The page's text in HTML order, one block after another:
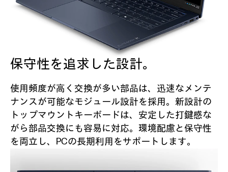
保守性を追求した設計。
使用頻度が高く交換が多い部品は、迅速なメンテ
ナンスが可能なモジュール設計を採用。新設計の
トップマウントキーボードは、安定した打鍵感な
がら部品交換にも容易に対応。環境配慮と保守性
を両立し、PCの長期利用をサポートします。